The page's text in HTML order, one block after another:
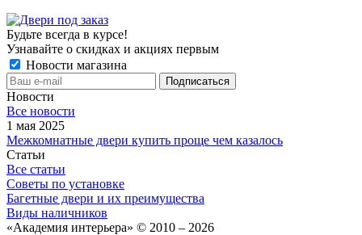
Будьте всегда в курсе!
Узнавайте о скидках и акциях первым
Новости магазина
Новости
Все новости
1 мая 2025
Межкомнатные двери купить проще чем казалось
Статьи
Все статьи
Советы по установке
Багетные двери и их преимущества
Виды наличников
«Академия интерьера» © 2010 – 2026